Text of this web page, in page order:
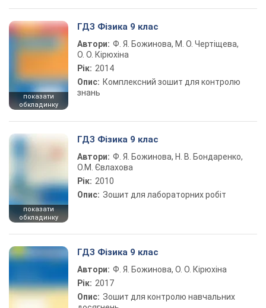
показати
обкладинку
ГДЗ Фізика 9 клас
Автори: Ф. Я. Божинова, М. О. Чертіщева,
О. О. Кірюхіна
Рік: 2014
Опис: Комплексний зошит для контролю
знань
показати
обкладинку
ГДЗ Фізика 9 клас
Автори: Ф. Я. Божинова, Н. В. Бондаренко,
О.М. Євлахова
Рік: 2010
Опис: Зошит для лабораторних робіт
ГДЗ Фізика 9 клас
Автори: Ф. Я. Божинова, О. О. Кірюхіна
Рік: 2017
Опис: Зошит для контролю навчальних